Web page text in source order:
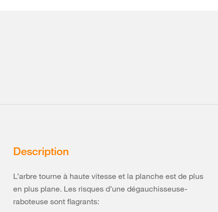
Description
L’arbre tourne à haute vitesse et la planche est de plus
en plus plane. Les risques d’une dégauchisseuse-
raboteuse sont flagrants: